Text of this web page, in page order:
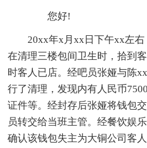
您好!
20xx年x月xx日下午xx左
在清理三楼包间卫生时，拾到
时客人已店。经吧员张娅与陈
行了清理，发现内有人民币
证件等。经封存后张娅将钱包
员转交给当班主管。经餐饮娱
确认该钱包失主为大铜公司客